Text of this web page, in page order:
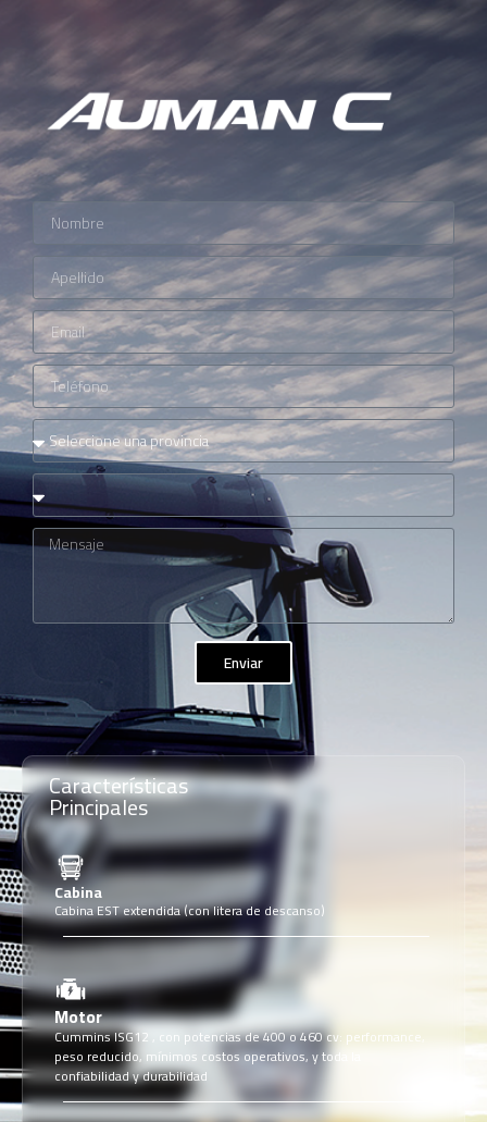
Enviar
Características
Principales
Cabina
Cabina EST extendida (con litera de descanso)
Motor
Cummins ISG12 , con potencias de 400 o 460 cv: performance,
peso reducido, mínimos costos operativos, y toda la
confiabilidad y durabilidad